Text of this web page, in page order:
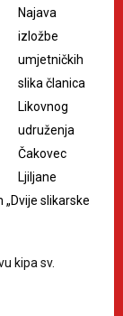
Najava
izložbe
umjetničkih
slika članica
Likovnog
udruženja
Čakovec
Ljiljane
slikarske
kipa sv.